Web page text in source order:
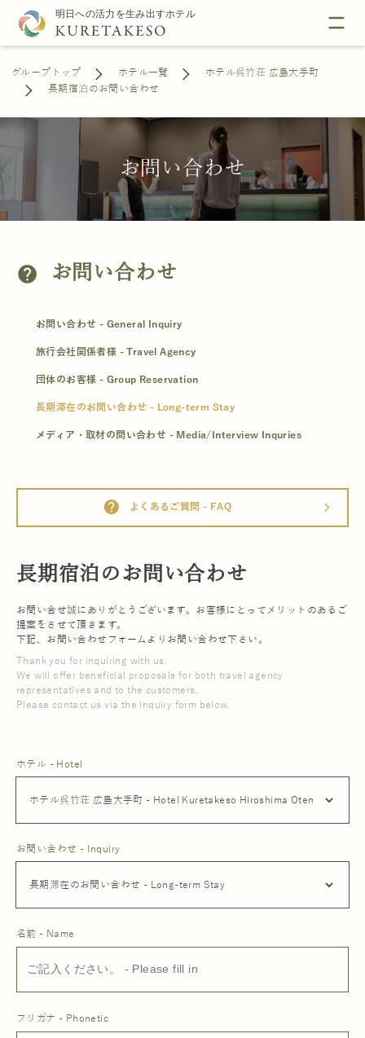
グループトップ ホテル一覧
ホテル呉竹荘 広島大手町
長期宿泊のお問い合わせ
お問い合わせ
help お問い合わせ
お問い合わせ - General Inquiry
旅行会社関係者様 - Travel Agency
団体のお客様 - Group Reservation
長期滞在のお問い合わせ - Long-term Stay
メディア・取材の問い合わせ - Media/Interview Inquries
help よくあるご質問 - FAQ arrow_forward_ios
長期宿泊のお問い合わせ
お問い合せ誠にありがとうございます。お客様にとってメリットのあるご
提案をさせて頂きます。
下記、お問い合わせフォームよりお問い合わせ下さい。
Thank you for inquiring with us.
We will offer beneficial proposals for both travel agency
representatives and to the customers.
Please contact us via the inquiry form below.
ホテル - Hotel
お問い合わせ - Inquiry
名前 - Name
フリガナ - Phonetic